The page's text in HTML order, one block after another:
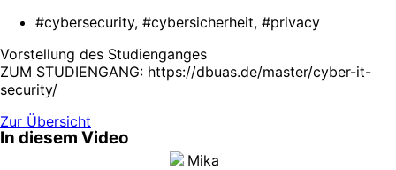
#cybersecurity, #cybersicherheit, #privacy
Vorstellung des Studienganges
ZUM STUDIENGANG: https://dbuas.de/master/cyber-it-
security/
Zur Übersicht
In diesem Video